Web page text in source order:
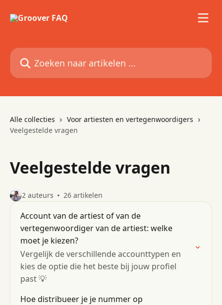
Zoeken naar artikelen ...
Alle collecties
Voor artiesten en vertegenwoordigers
Veelgestelde vragen
Veelgestelde vragen
2 auteurs 26 artikelen
Account van de artiest of van de
vertegenwoordiger van de artiest: welke
moet je kiezen?
Vergelijk de verschillende accounttypen en
kies de optie die het beste bij jouw profiel
past 💡
Hoe distribueer je je nummer op